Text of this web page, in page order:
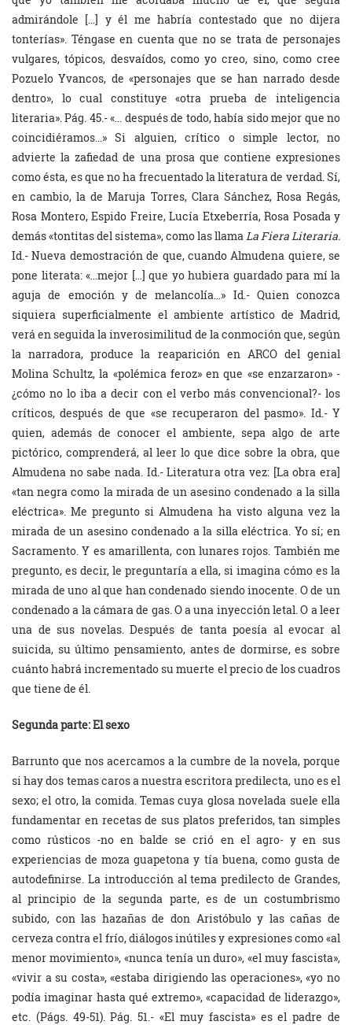
admirándole […] y él me habría contestado que no dijera
tonterías». Téngase en cuenta que no se trata de personajes
vulgares, tópicos, desvaídos, como yo creo, sino, como cree
Pozuelo Yvancos, de «personajes que se han narrado desde
dentro», lo cual constituye «otra prueba de inteligencia
literaria». Pág. 45.- «… después de todo, había sido mejor que no
coincidiéramos…» Si alguien, crítico o simple lector, no
advierte la zafiedad de una prosa que contiene expresiones
como ésta, es que no ha frecuentado la literatura de verdad. Sí,
en cambio, la de Maruja Torres, Clara Sánchez, Rosa Regás,
Rosa Montero, Espido Freire, Lucía Etxeberría, Rosa Posada y
demás «tontitas del sistema», como las llama La Fiera Literaria.
Id.- Nueva demostración de que, cuando Almudena quiere, se
pone literata: «…mejor […] que yo hubiera guardado para mí la
aguja de emoción y de melancolía…» Id.- Quien conozca
siquiera superficialmente el ambiente artístico de Madrid,
verá en seguida la inverosimilitud de la conmoción que, según
la narradora, produce la reaparición en ARCO del genial
Molina Schultz, la «polémica feroz» en que «se enzarzaron» -
¿cómo no lo iba a decir con el verbo más convencional?- los
críticos, después de que «se recuperaron del pasmo». Id.- Y
quien, además de conocer el ambiente, sepa algo de arte
pictórico, comprenderá, al leer lo que dice sobre la obra, que
Almudena no sabe nada. Id.- Literatura otra vez: [La obra era]
«tan negra como la mirada de un asesino condenado a la silla
eléctrica». Me pregunto si Almudena ha visto alguna vez la
mirada de un asesino condenado a la silla eléctrica. Yo sí; en
Sacramento. Y es amarillenta, con lunares rojos. También me
pregunto, es decir, le preguntaría a ella, si imagina cómo es la
mirada de uno al que han condenado siendo inocente. O de un
condenado a la cámara de gas. O a una inyección letal. O a leer
una de sus novelas. Después de tanta poesía al evocar al
suicida, su último pensamiento, antes de dormirse, es sobre
cuánto habrá incrementado su muerte el precio de los cuadros
que tiene de él.
Segunda parte: El sexo
Barrunto que nos acercamos a la cumbre de la novela, porque
si hay dos temas caros a nuestra escritora predilecta, uno es el
sexo; el otro, la comida. Temas cuya glosa novelada suele ella
fundamentar en recetas de sus platos preferidos, tan simples
como rústicos -no en balde se crió en el agro- y en sus
experiencias de moza guapetona y tía buena, como gusta de
autodefinirse. La introducción al tema predilecto de Grandes,
al principio de la segunda parte, es de un costumbrismo
subido, con las hazañas de don Aristóbulo y las cañas de
cerveza contra el frío, diálogos inútiles y expresiones como «al
menor movimiento», «nunca tenía un duro», «el muy fascista»,
«vivir a su costa», «estaba dirigiendo las operaciones», «yo no
podía imaginar hasta qué extremo», «capacidad de liderazgo»,
etc. (Págs. 49-51). Pág. 51.- «El muy fascista» es el padre de